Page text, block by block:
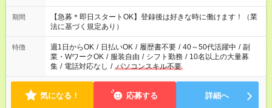
期間
【急募＊即日スタートOK】登録後は好きな時に働けます！（業
法に基づく規定あり）
特徴 週1日からOK / 日払いOK / 履歴書不要 / 40～50代活躍中 / 副
業・WワークOK / 服装自由 / シフト勤務 / 10名以上の大量募
集 / 電話対応なし / パソコンスキル不要
気になる！ 応募する 詳細へ